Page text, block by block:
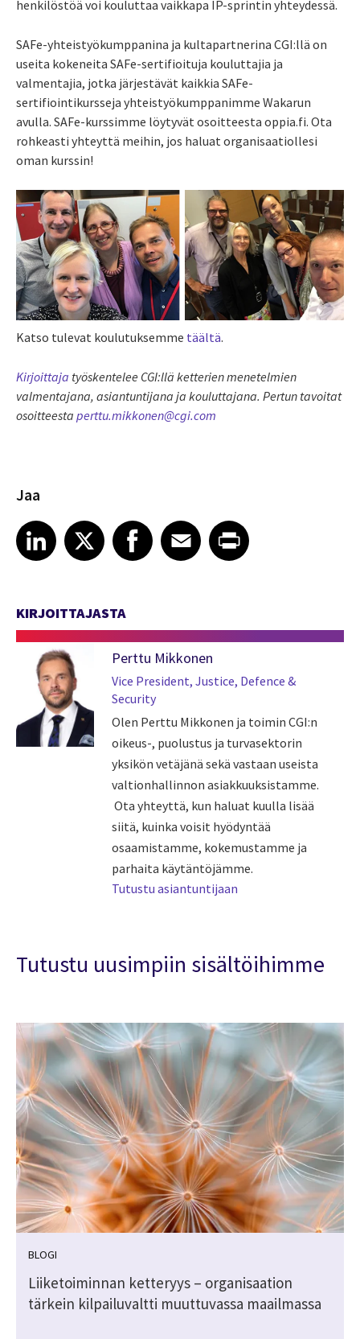
henkilöstöä voi kouluttaa vaikkapa IP-sprintin yhteydessä.
SAFe-yhteistyökumppanina ja kultapartnerina CGI:llä on
useita kokeneita SAFe-sertifioituja kouluttajia ja
valmentajia, jotka järjestävät kaikkia SAFe-
sertifiointikursseja yhteistyökumppanimme Wakarun
avulla. SAFe-kurssimme löytyvät osoitteesta oppia.fi. Ota
rohkeasti yhteyttä meihin, jos haluat organisaatiollesi
oman kurssin!
Katso tulevat koulutuksemme täältä.
Kirjoittaja työskentelee CGI:llä ketterien menetelmien
valmentajana, asiantuntijana ja kouluttajana. Pertun tavoitat
osoitteesta perttu.mikkonen@cgi.com
Jaa
Share article on LinkedIn
LinkedIn
Share article on XShare article on Facebook
Facebook
Share article on Email
EmailShare article on Print
KIRJOITTAJASTA
Perttu Mikkonen
Vice President, Justice, Defence &
Security
Olen Perttu Mikkonen ja toimin CGI:n
oikeus-, puolustus ja turvasektorin
yksikön vetäjänä sekä vastaan useista
valtionhallinnon asiakkuuksistamme.
Ota yhteyttä, kun haluat kuulla lisää
siitä, kuinka voisit hyödyntää
osaamistamme, kokemustamme ja
parhaita käytäntöjämme.
Tutustu asiantuntijaan
Tutustu uusimpiin sisältöihimme
BLOGI
Liiketoiminnan ketteryys – organisaation
tärkein kilpailuvaltti muuttuvassa maailmassa